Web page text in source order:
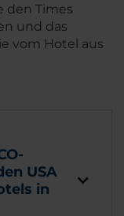
den Times
und das
vom Hotel aus
USA
in